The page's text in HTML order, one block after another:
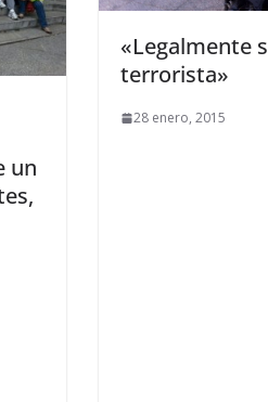
un
«Legalmente
terrorista»
28 enero, 2015